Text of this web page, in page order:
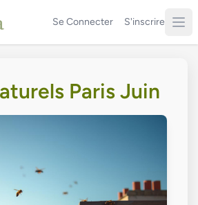
Se Connecter S'inscrire
Paris Juin